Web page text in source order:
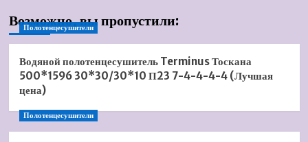
Возможно, вы пропустили:
Полотенцесушители
Водяной полотенцесушитель Terminus Тоскана
500*1596 30*30/30*10 П23 7-4-4-4-4 (Лучшая
цена)
Полотенцесушители